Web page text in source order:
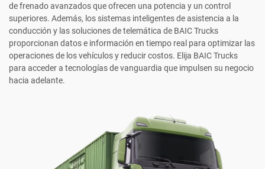
de frenado avanzados que ofrecen una potencia y un control
superiores. Además, los sistemas inteligentes de asistencia a la
conducción y las soluciones de telemática de BAIC Trucks
proporcionan datos e información en tiempo real para optimizar las
operaciones de los vehículos y reducir costos. Elija BAIC Trucks
para acceder a tecnologías de vanguardia que impulsen su negocio
hacia adelante.